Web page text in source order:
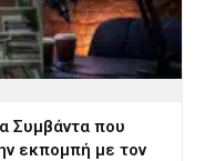
Συμβάντα που
εκπομπή με τον